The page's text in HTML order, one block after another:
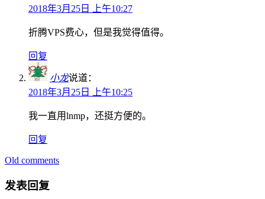
2018年3月25日 上午10:27
折腾VPS费心，但是我觉得值得。
回复
小龙说道：
2018年3月25日 上午10:25
我一直用lnmp，还挺方便的。
回复
评
论
Old comments
发表回复